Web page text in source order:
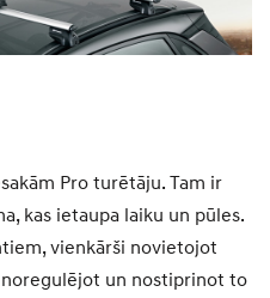
Pro turētāju. Tam ir
kas ietaupa laiku un pūles.
vienkārši novietojot
un nostiprinot to